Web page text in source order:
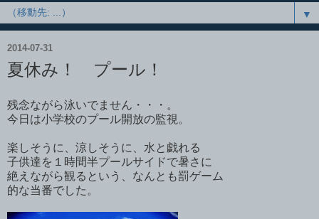
▼
2014-07-31
夏休み！ プール！
残念ながら泳いでません・・・。
今日は小学校のプール開放の監視。
楽しそうに、涼しそうに、水と戯れる
子供達を１時間半プールサイドで暑さに
絶えながら観るという、なんとも罰ゲーム
的な当番でした。